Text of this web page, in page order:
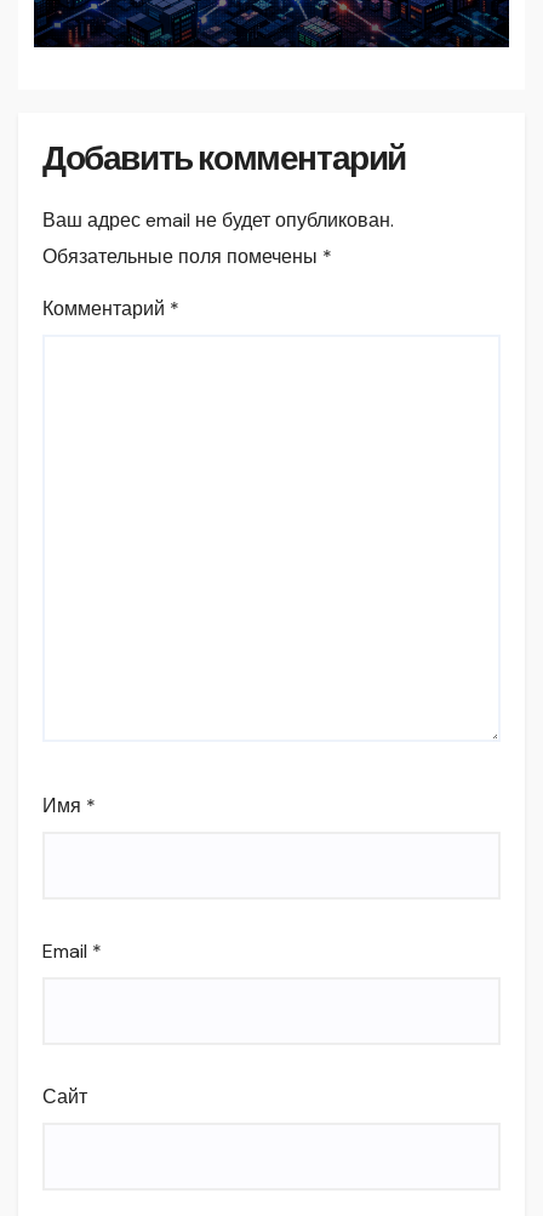
Добавить комментарий
Ваш адрес email не будет опубликован.
Обязательные поля помечены *
Комментарий *
Имя *
Email *
Сайт